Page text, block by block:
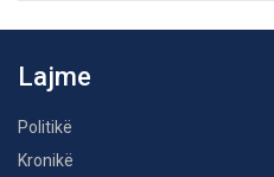
Lajme
Politikë
Kronikë